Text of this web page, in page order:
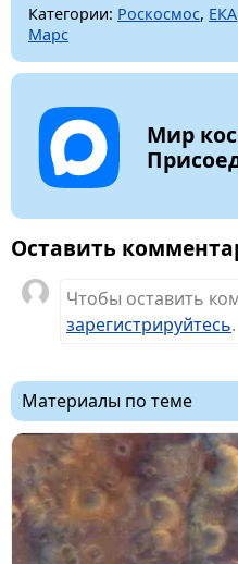
Категории: Роскосмос, ЕКА
Марс
Мир
Оставить
Чтобы оставить
зарегистрируйтесь.
Материалы по теме